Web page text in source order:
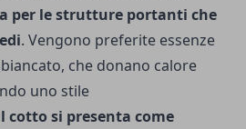
per le strutture portanti che
. Vengono preferite essenze
che donano calore
uno stile
cotto si presenta come